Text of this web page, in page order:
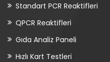
Standart PCR Reaktifleri
QPCR Reaktifleri
Gıda Analiz Paneli
Hızlı Kart Testleri